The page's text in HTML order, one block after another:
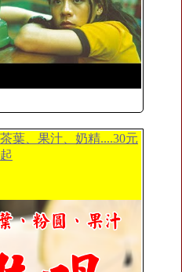
葉、果汁、奶精....30元
起